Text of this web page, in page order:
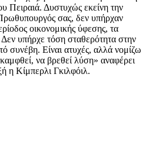
Πειραιά. Δυστυχώς εκείνη την
σας, δεν υπήρχαν
οικονομικής ύφεσης, τα
υπήρχε τόση σταθερότητα στην
συνέβη. Είναι ατυχές, αλλά νομίζω
να βρεθεί λύση» αναφέρει
η Κίμπερλι Γκιλφόιλ.